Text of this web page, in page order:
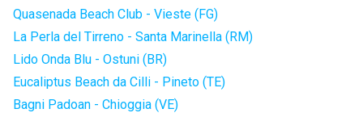
Quasenada Beach Club - Vieste (FG)
La Perla del Tirreno - Santa Marinella (RM)
Lido Onda Blu - Ostuni (BR)
Eucaliptus Beach da Cilli - Pineto (TE)
Bagni Padoan - Chioggia (VE)